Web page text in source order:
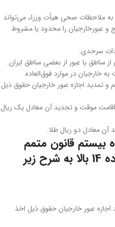
ملاحظات صحی هیأت وزراء می‌تواند
عبور‌خارجیان را محدود یا مشروط
سرحدی.
یا عبور از بعضی مناطق ایران.
در موارد فوق‌العاده.
و تمدید اجازه عبور خارجیان حقوق ذیل
اقامت موقت و تجدید آن معادل یک ریال
بیستم قانون متمم
بودجه سال 1313 کشور ماده 14 بالا به شرح زیر
عبور خارجیان حقوق ذیل اخذ